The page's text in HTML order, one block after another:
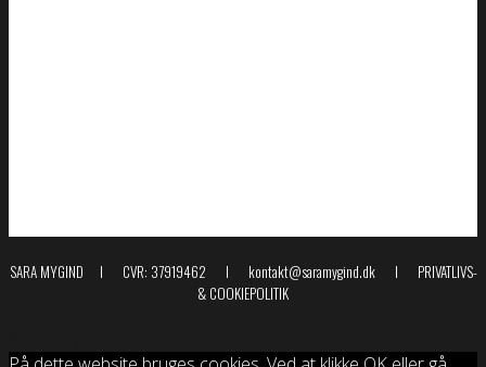
SARA MYGIND I CVR: 37919462 I kontakt@saramygind.dk I PRIVATLIVS-
& COOKIEPOLITIK